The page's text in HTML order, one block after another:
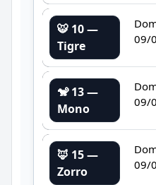
🐯 10 —
Tigre
09/
🐒 13 —
Mono
09/
🦊 15 —
Zorro
09/